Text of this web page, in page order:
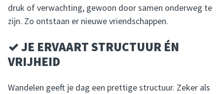
druk of verwachting, gewoon door samen onderweg te
zijn. Zo ontstaan er nieuwe vriendschappen.
✓ JE ERVAART STRUCTUUR ÉN
VRIJHEID
Wandelen geeft je dag een prettige structuur. Zeker als